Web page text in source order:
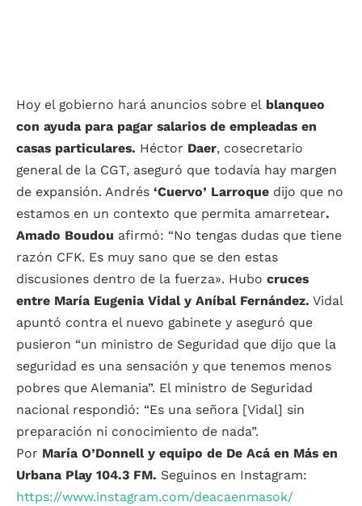
Hoy el gobierno hará anuncios sobre el blanqueo
con ayuda para pagar salarios de empleadas en
casas particulares. Héctor Daer, cosecretario
general de la CGT, aseguró que todavía hay margen
de expansión. Andrés ‘Cuervo’ Larroque dijo que no
estamos en un contexto que permita amarretear.
Amado Boudou afirmó: “No tengas dudas que tiene
razón CFK. Es muy sano que se den estas
discusiones dentro de la fuerza». Hubo cruces
entre María Eugenia Vidal y Aníbal Fernández. Vidal
apuntó contra el nuevo gabinete y aseguró que
pusieron “un ministro de Seguridad que dijo que la
seguridad es una sensación y que tenemos menos
pobres que Alemania”. El ministro de Seguridad
nacional respondió: “Es una señora [Vidal] sin
preparación ni conocimiento de nada”.
Por María O’Donnell y equipo de De Acá en Más en
Urbana Play 104.3 FM. Seguinos en Instagram:
https://www.instagram.com/deacaenmasok/